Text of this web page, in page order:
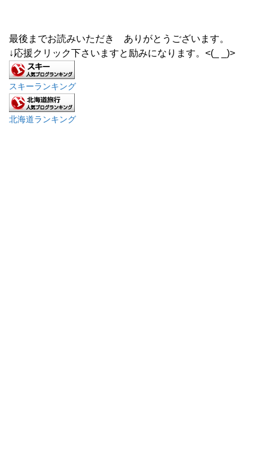
最後までお読みいただき ありがとうございます。
↓応援クリック下さいますと励みになります。<(_ _)>
スキーランキング
北海道ランキング